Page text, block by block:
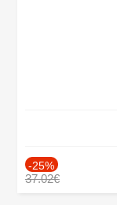
-25%
37.02€